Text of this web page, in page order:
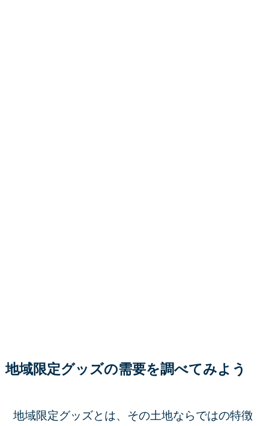
地域限定グッズの需要を調べてみよう
地域限定グッズとは、その土地ならではの特徴